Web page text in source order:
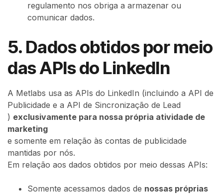
regulamento nos obriga a armazenar ou
comunicar dados.
5. Dados obtidos por meio
das APIs do LinkedIn
A Metlabs usa as APIs do LinkedIn (incluindo a API de
Publicidade e a API de Sincronização de Lead
) exclusivamente para nossa própria atividade de
marketing
e somente em relação às contas de publicidade
mantidas por nós.
Em relação aos dados obtidos por meio dessas APIs:
Somente acessamos dados de nossas próprias